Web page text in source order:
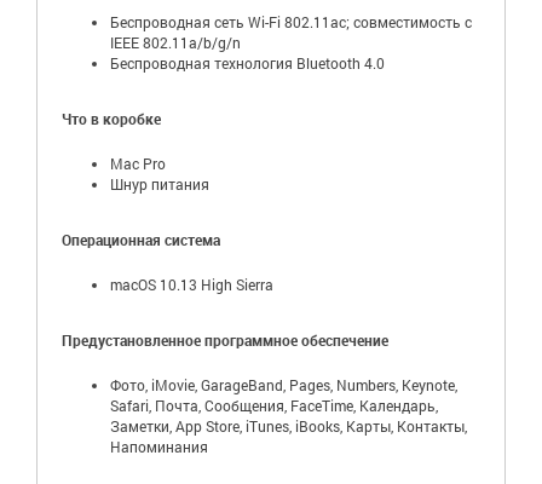
Беспроводная сеть Wi-Fi 802.11ac; совместимость с
IEEE 802.11a/b/g/n
Беспроводная технология Bluetooth 4.0
Что в коробке
Mac Pro
Шнур питания
Операционная система
macOS 10.13 High Sierra
Предустановленное программное обеспечение
Фото, iMovie, GarageBand, Pages, Numbers, Keynote,
Safari, Почта, Сообщения, FaceTime, Календарь,
Заметки, App Store, iTunes, iBooks, Карты, Контакты,
Напоминания